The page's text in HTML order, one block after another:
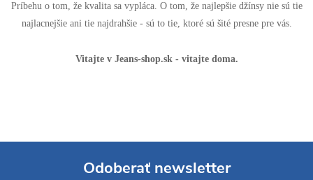
Príbehu o tom, že kvalita sa vypláca. O tom, že najlepšie džínsy nie sú tie
najlacnejšie ani tie najdrahšie - sú to tie, ktoré sú šité presne pre vás.
Vitajte v Jeans-shop.sk - vitajte doma.
Odoberať newsletter